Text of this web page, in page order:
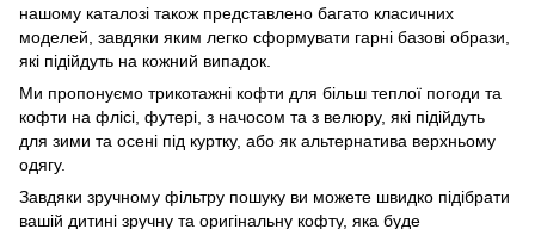
нашому каталозі також представлено багато класичних
моделей, завдяки яким легко сформувати гарні базові образи,
які підійдуть на кожний випадок.
Ми пропонуємо трикотажні кофти для більш теплої погоди та
кофти на флісі, футері, з начосом та з велюру, які підійдуть
для зими та осені під куртку, або як альтернатива верхньому
одягу.
Завдяки зручному фільтру пошуку ви можете швидко підібрати
вашій дитині зручну та оригінальну кофту, яка буде